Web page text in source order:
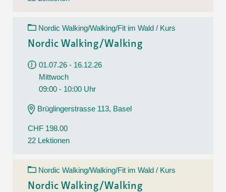
Nordic Walking/Walking/Fit im Wald / Kurs
Nordic Walking/Walking
01.07.26 - 16.12.26
Mittwoch
09:00 - 10:00 Uhr
Brüglingerstrasse 113, Basel
CHF 198.00
22 Lektionen
Nordic Walking/Walking/Fit im Wald / Kurs
Nordic Walking/Walking